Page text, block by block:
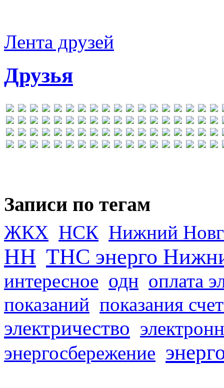
Лента друзей
Друзья
Записи по тегам
ЖКХ НСК Нижний
НН ТНС энерго
интересное одн оплата
показаний показания
электричество
энергосбережение